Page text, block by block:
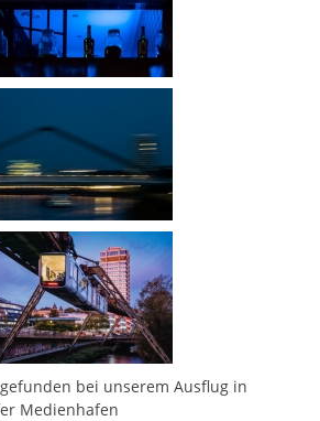
bei unserem Ausflug in
Medienhafen